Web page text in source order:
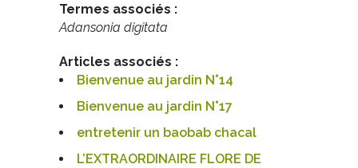
Termes associés :
Adansonia digitata
Articles associés :
Bienvenue au jardin N°14
Bienvenue au jardin N°17
entretenir un baobab chacal
L’EXTRAORDINAIRE FLORE DE